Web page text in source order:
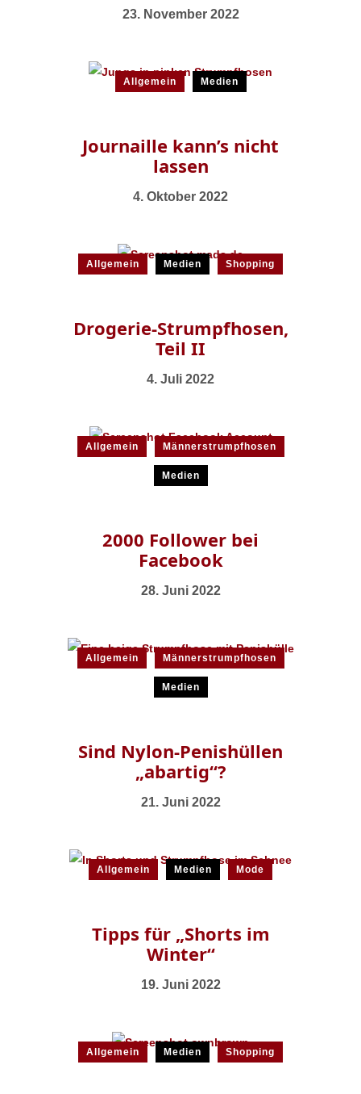
23. November 2022
Allgemein Medien
Journaille kann’s nicht
lassen
4. Oktober 2022
Allgemein Medien Shopping
Drogerie-Strumpfhosen,
Teil II
4. Juli 2022
Allgemein Männerstrumpfhosen
Medien
2000 Follower bei
Facebook
28. Juni 2022
Allgemein Männerstrumpfhosen
Medien
Sind Nylon-Penishüllen
„abartig“?
21. Juni 2022
Allgemein Medien Mode
Tipps für „Shorts im
Winter“
19. Juni 2022
Allgemein Medien Shopping